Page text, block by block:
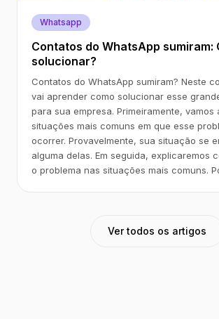
Whatsapp
Contatos do WhatsApp sumiram:
solucionar?
Contatos do WhatsApp sumiram? Neste
vai aprender como solucionar esse
para sua empresa. Primeiramente, vamos
situações mais comuns em que esse
ocorrer. Provavelmente, sua situação se
alguma delas. Em seguida, explicaremos
o problema nas situações mais comuns.
Ver todos os artigos